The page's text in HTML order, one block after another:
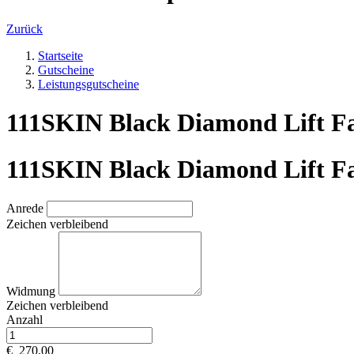
Zurück
Startseite
Gutscheine
Leistungsgutscheine
111SKIN Black Diamond Lift
111SKIN Black Diamond Lift
Anrede
Zeichen verbleibend
Widmung
Zeichen verbleibend
Anzahl
€ 270,00